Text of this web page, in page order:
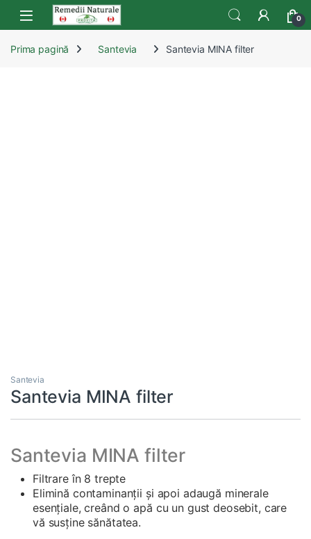
Skip to navigation
Skip to content
Open 0
Prima pagină Santevia Santevia MINA filter
Santevia
Santevia MINA filter
Santevia MINA filter
Filtrare în 8 trepte
Elimină contaminanții și apoi adaugă minerale
esențiale, creând o apă cu un gust deosebit, care
vă susține sănătatea.